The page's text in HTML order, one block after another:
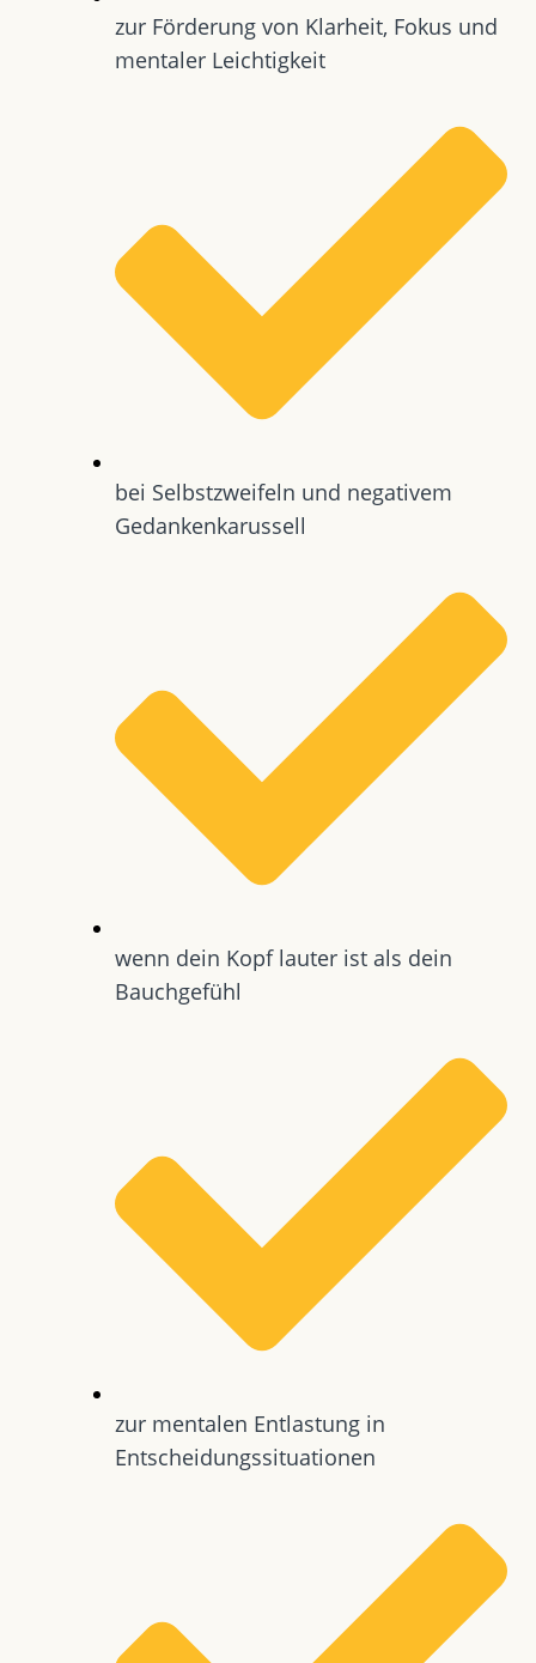
zur Förderung von Klarheit, Fokus und
mentaler Leichtigkeit
bei Selbstzweifeln und negativem
Gedankenkarussell
wenn dein Kopf lauter ist als dein
Bauchgefühl
zur mentalen Entlastung in
Entscheidungssituationen